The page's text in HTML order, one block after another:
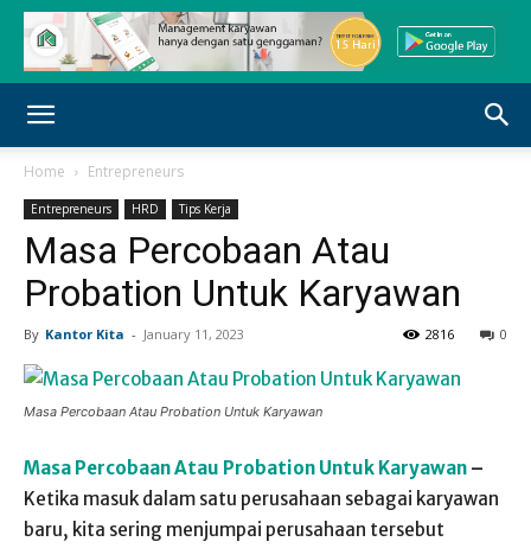
Home Entrepreneurs
Entrepreneurs HRD Tips Kerja
Masa Percobaan Atau
Probation Untuk Karyawan
By Kantor Kita - January 11, 2023 0
2816
Masa Percobaan Atau Probation Untuk Karyawan
Masa Percobaan Atau Probation Untuk Karyawan –
Ketika masuk dalam satu perusahaan sebagai karyawan
baru, kita sering menjumpai perusahaan tersebut